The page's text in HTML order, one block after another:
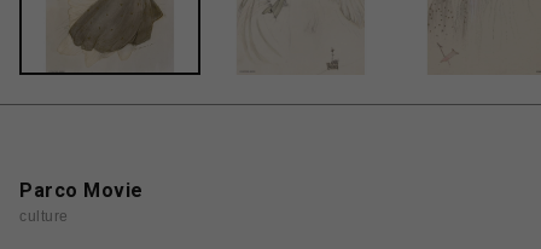
Parco Movie
culture